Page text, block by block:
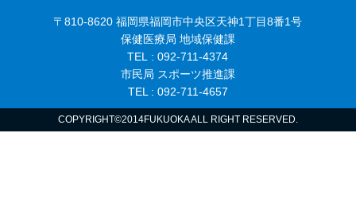
〒810-8620 福岡県福岡市中央区天神1丁目8番1号
保健医療局 地域保健課
TEL : 092-711-4374
市民局 スポーツ推進課
TEL : 092-711-4657
COPYRIGHT©2014FUKUOKA ALL RIGHT RESERVED.